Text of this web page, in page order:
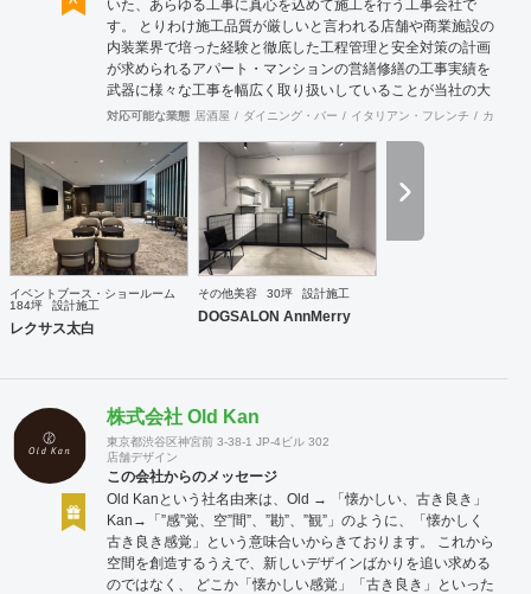
いた、あらゆる工事に真心を込めて施工を行う工事会社で
す。 とりわけ施工品質が厳しいと言われる店舗や商業施設の
内装業界で培った経験と徹底した工程管理と安全対策の計画
が求められるアパート・マンションの営繕修繕の工事実績を
武器に様々な工事を幅広く取り扱いしていることが当社の大
きな特徴です。
対応可能な業態 居酒屋 ダイニング・バー イタリアン・フレンチ カフェ
イベントブース・ショールーム
184坪
設計施工
レクサス太白
その他美容 30坪 設計施工
DOGSALON AnnMerry
株式会社 Old Kan
東京都渋谷区神宮前 3-38-1 JP-4ビル 302
店舗デザイン
この会社からのメッセージ
Old Kanという社名由来は、Old → 「懐かしい、古き良き」
Kan→「”感”覚、空”間”、”勘”、”観”」のように、「懐かしく
古き良き感覚」という意味合いからきております。 これから
空間を創造するうえで、新しいデザインばかりを追い求める
のではなく、 どこか「懐かしい感覚」「古き良き」といった